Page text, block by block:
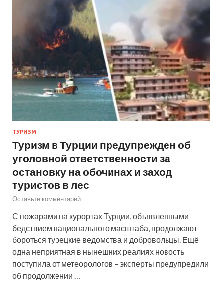
ТУРИЗМ
Туризм в Турции предупрежден об
уголовной ответственности за
остановку на обочинах и заход
туристов в лес
Оставьте комментарий
С пожарами на курортах Турции, объявленными
бедствием национального масштаба, продолжают
бороться турецкие ведомства и добровольцы. Ещё
одна неприятная в нынешних реалиях новость
поступила от метеорологов – эксперты предупредили
об продолжении …